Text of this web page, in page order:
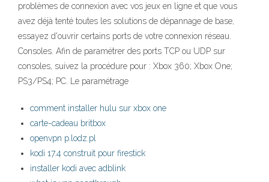
problèmes de connexion avec vos jeux en ligne et que vous
avez déjà tenté toutes les solutions de dépannage de base,
essayez d'ouvrir certains ports de votre connexion réseau.
Consoles. Afin de paramétrer des ports TCP ou UDP sur
consoles, suivez la procédure pour : Xbox 360; Xbox One;
PS3/PS4; PC. Le paramétrage
comment installer hulu sur xbox one
carte-cadeau britbox
openvpn p.lodz.pl
kodi 17.4 construit pour firestick
installer kodi avec adblink